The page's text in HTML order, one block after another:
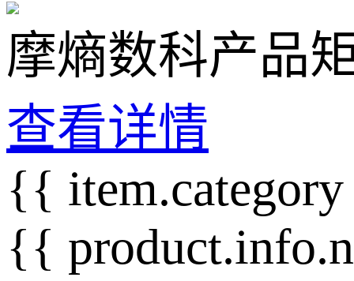
摩熵数科产品
查看详情
{{
{{